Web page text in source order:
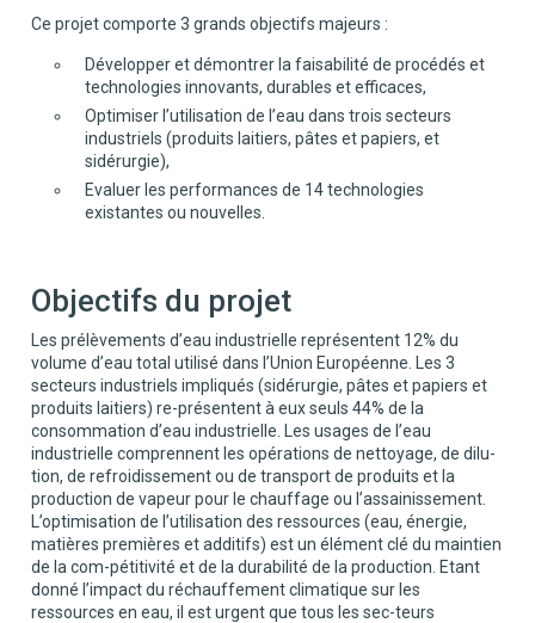
Ce projet comporte 3 grands objectifs majeurs :
Développer et démontrer la faisabilité de procédés et
technologies innovants, durables et efficaces,
Optimiser l’utilisation de l’eau dans trois secteurs
industriels (produits laitiers, pâtes et papiers, et
sidérurgie),
Evaluer les performances de 14 technologies
existantes ou nouvelles.
Objectifs du projet
Les prélèvements d’eau industrielle représentent 12% du
volume d’eau total utilisé dans l’Union Européenne. Les 3
secteurs industriels impliqués (sidérurgie, pâtes et papiers et
produits laitiers) re-présentent à eux seuls 44% de la
consommation d’eau industrielle. Les usages de l’eau
industrielle comprennent les opérations de nettoyage, de dilu-
tion, de refroidissement ou de transport de produits et la
production de vapeur pour le chauffage ou l’assainissement.
L’optimisation de l’utilisation des ressources (eau, énergie,
matières premières et additifs) est un élément clé du maintien
de la com-pétitivité et de la durabilité de la production. Etant
donné l’impact du réchauffement climatique sur les
ressources en eau, il est urgent que tous les sec-teurs